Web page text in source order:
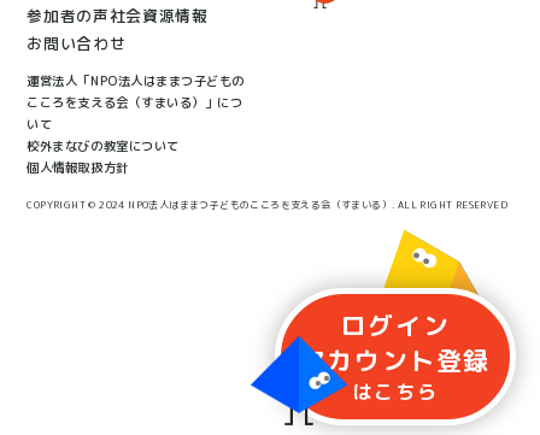
ログイン
アカウント登録
はこちら
参加者の声社会資源情報
お問い合わせ
運営法人「NPO法人はままつ子どもの
こころを支える会（すまいる）」につ
いて
校外まなびの教室について
個人情報取扱方針
COPYRIGHT © 2024 NPO法人はままつ子どものこころを支える会（すまいる）. ALL RIGHT RESERVED